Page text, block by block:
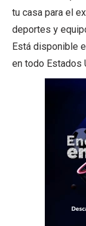
tu casa para el
deportes y
Está disponible
en todo Estados